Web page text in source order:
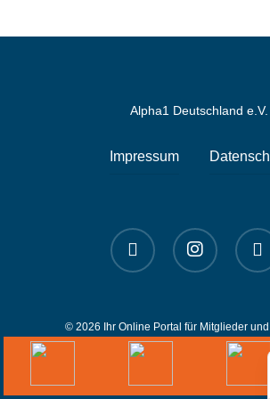
Alpha1 Deutschland e.V.
Impressum
linkedin instagram spotify
© 2026 Ihr Online Portal für Mitglieder